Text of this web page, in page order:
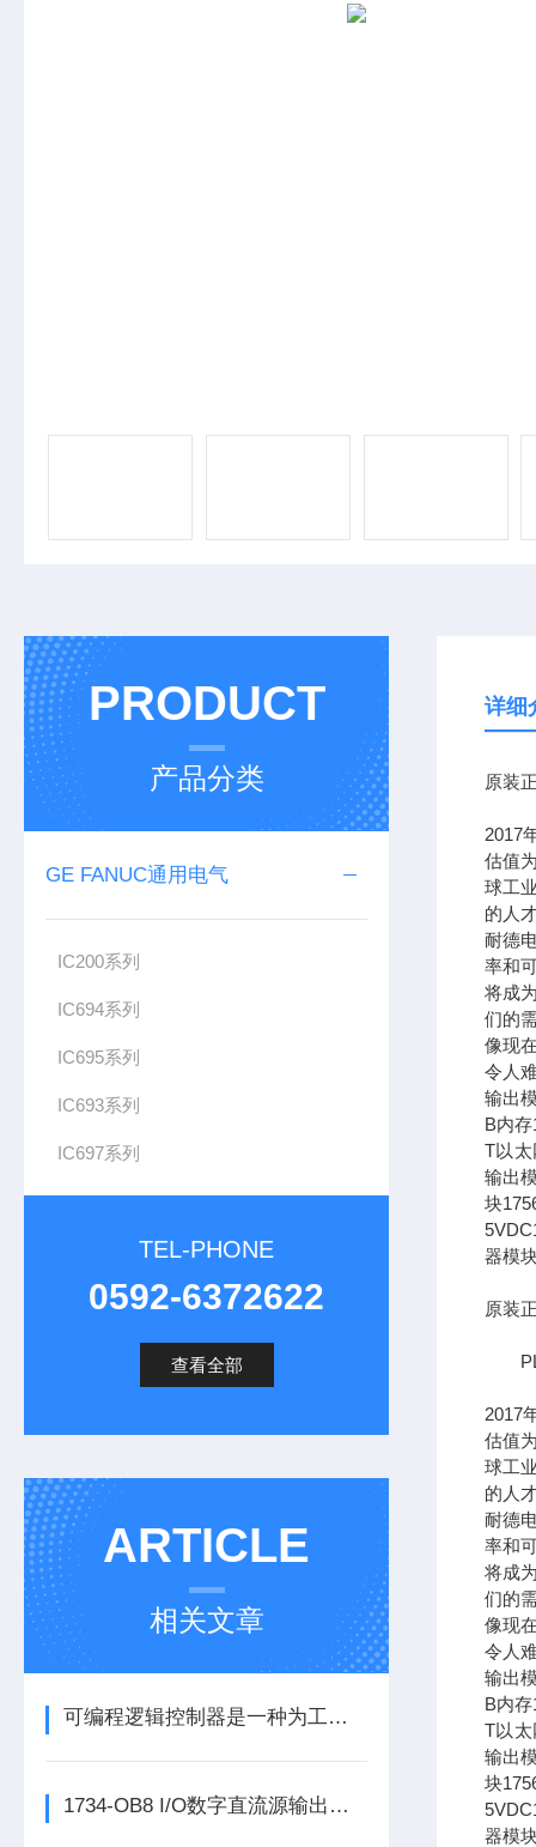
PRODUCT
产品分类
GE FANUC通用电气
IC200系列
IC694系列
IC695系列
IC693系列
IC697系列
TEL-PHONE
0592-6372622
查看全部
ARTICLE
相关文章
可编程逻辑控制器是一种为工业环境设计的数字运算操作电子系统
1734-OB8 I/O数字直流源输出模块的正确安装步骤分享
详细
原装
2017
估值
球工
的人
耐德
率和
将成
们的
像现
令人
输出
B内
T以太
输出
块
器模
原装
PLC
2017
估值
球工
的人
耐德
率和
将成
们的
像现
令人
输出
B内
T以太
输出
块
器模